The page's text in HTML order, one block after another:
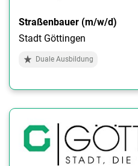
Straßenbauer (m/w/d)
Stadt Göttingen
Duale Ausbildung